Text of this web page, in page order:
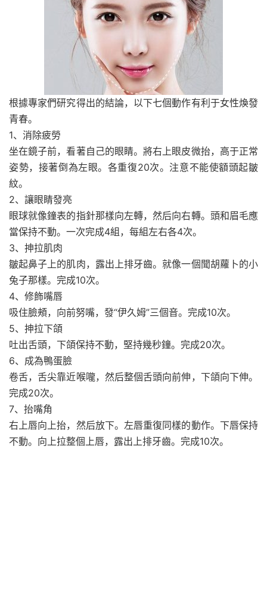
根據專家們研究得出的結論，以下七個動作有利于女性煥發
青春。
1、消除疲勞
坐在鏡子前，看著自己的眼睛。將右上眼皮微抬，高于正常
姿勢，接著倒為左眼。各重復20次。注意不能使額頭起皺
紋。
2、讓眼睛發亮
眼球就像鐘表的指針那樣向左轉，然后向右轉。頭和眉毛應
當保持不動。一次完成4組，每組左右各4次。
3、抻拉肌肉
皺起鼻子上的肌肉，露出上排牙齒。就像一個聞胡蘿卜的小
兔子那樣。完成10次。
4、修飾嘴唇
吸住臉頰，向前努嘴，發“伊久姆”三個音。完成10次。
5、抻拉下頜
吐出舌頭，下頜保持不動，堅持幾秒鐘。完成20次。
6、成為鴨蛋臉
卷舌，舌尖靠近喉嚨，然后整個舌頭向前伸，下頜向下伸。
完成20次。
7、抬嘴角
右上唇向上抬，然后放下。左唇重復同樣的動作。下唇保持
不動。向上拉整個上唇，露出上排牙齒。完成10次。